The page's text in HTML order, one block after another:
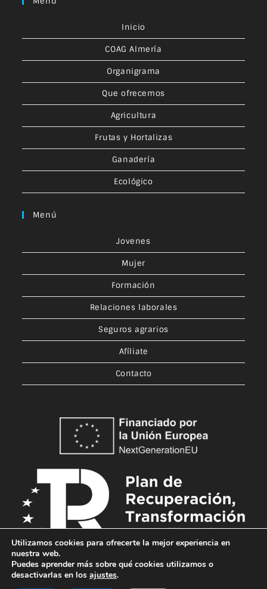
Inicio
COAG Almería
Organigrama
Que ofrecemos
Agricultura
Frutas y Hortalizas
Ganadería
Ecológico
Menú
Jovenes
Mujer
Formación
Relaciones laborales
Seguros agrarios
Afíliate
Contacto
Utilizamos cookies para ofrecerte la mejor experiencia en
nuestra web.
Puedes aprender más sobre qué cookies utilizamos o
desactivarlas en los ajustes.